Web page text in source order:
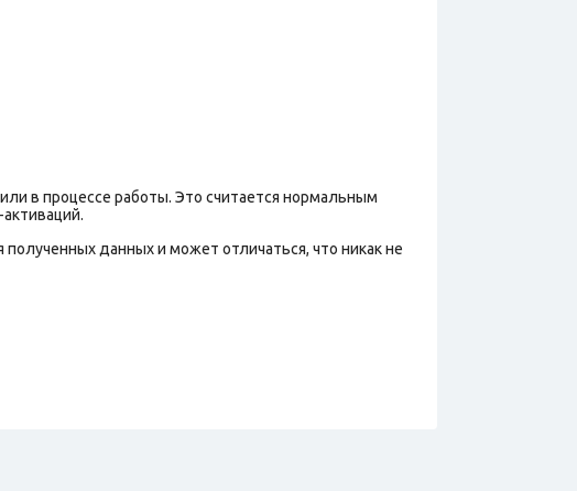
в процессе работы. Это считается нормальным
данных и может отличаться, что никак не